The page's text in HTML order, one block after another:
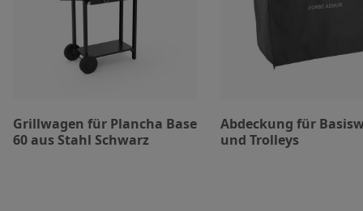
Grillwagen für Plancha Base
60 aus Stahl Schwarz
Abdeckung für
und Trolleys